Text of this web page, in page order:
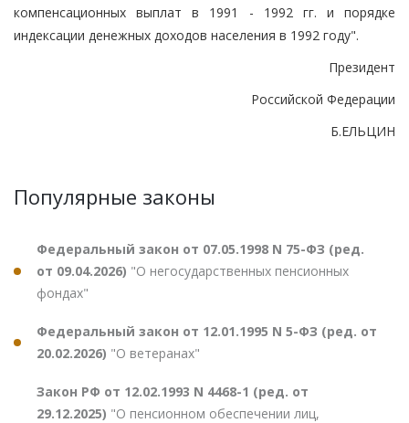
компенсационных выплат в 1991 - 1992 гг. и порядке
индексации денежных доходов населения в 1992 году".
Президент
Российской Федерации
Б.ЕЛЬЦИН
Популярные законы
Федеральный закон от 07.05.1998 N 75-ФЗ (ред.
от 09.04.2026) "О негосударственных пенсионных
фондах"
Федеральный закон от 12.01.1995 N 5-ФЗ (ред. от
20.02.2026) "О ветеранах"
Закон РФ от 12.02.1993 N 4468-1 (ред. от
29.12.2025) "О пенсионном обеспечении лиц,